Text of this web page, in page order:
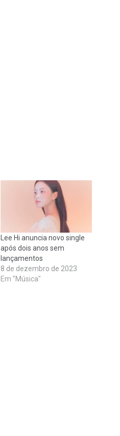
Lee Hi anuncia novo single
após dois anos sem
lançamentos
8 de dezembro de 2023
Em "Música"